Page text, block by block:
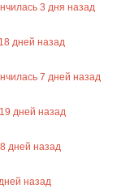
3 дня назад
18 дней назад
7 дней назад
19 дней назад
дней назад
дней назад